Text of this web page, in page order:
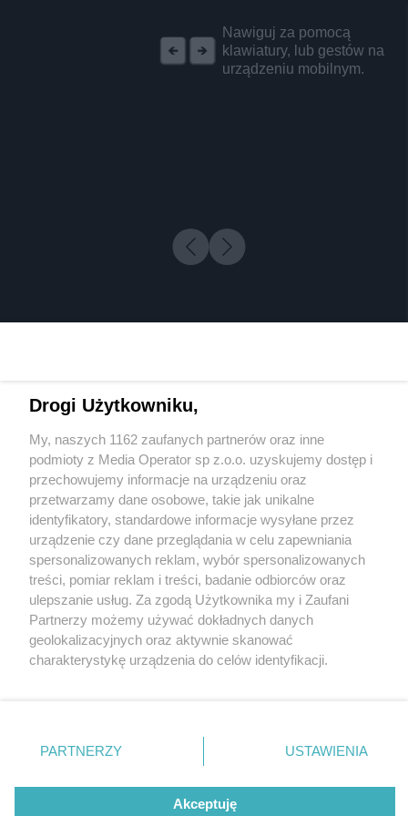
Nawiguj za pomocą
klawiatury, lub gestów na
urządzeniu mobilnym.
2 / 0
Wydawca mediów lokalnych
Nie zapomnij
zapoznać się z:
polityką prywatności
Twojemiasto
Piekary Śląskie
Chorzów
Tarnowskie Góry
Gliwice
Skontakuj sięz nami
Kontakt
Redakcja
Newsletter
Drogi Użytkowniku,
My, naszych 1162 zaufanych partnerów oraz inne
podmioty z Media Operator sp z.o.o. uzyskujemy dostęp i
przechowujemy informacje na urządzeniu oraz
przetwarzamy dane osobowe, takie jak unikalne
identyfikatory, standardowe informacje wysyłane przez
urządzenie czy dane przeglądania w celu zapewniania
spersonalizowanych reklam, wybór spersonalizowanych
treści, pomiar reklam i treści, badanie odbiorców oraz
ulepszanie usług. Za zgodą Użytkownika my i Zaufani
Partnerzy możemy używać dokładnych danych
geolokalizacyjnych oraz aktywnie skanować
charakterystykę urządzenia do celów identyfikacji.
zmienić/wycofać klikając przycisk ustawień prywatności
znajdujący się w lewym dolnym rogu strony
rodzaje przetwarzania danych nie wymagają zgody
użytkownika, ale masz prawo sprzeciwić się takiemu
PARTNERZY USTAWIENIA
Akceptuję